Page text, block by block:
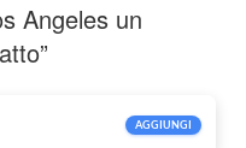
Angeles un
AGGIUNGI